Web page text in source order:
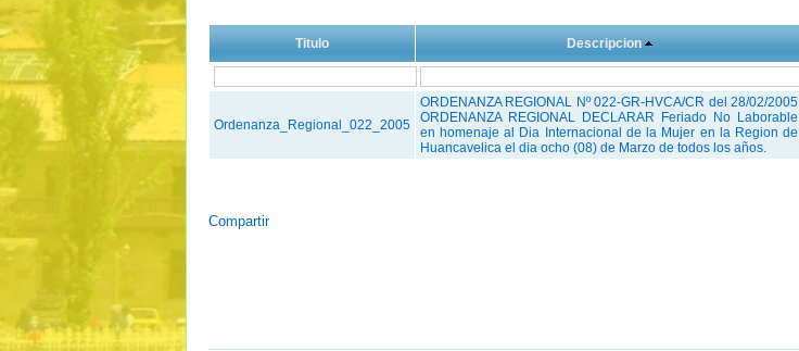
Titulo Descripcion
Ordenanza_Regional_022_2005
ORDENANZA REGIONAL Nº 022-GR-HVCA/CR del 28/02/2005
ORDENANZA REGIONAL DECLARAR Feriado No Laborable
en homenaje al Dia Internacional de la Mujer en la Region de
Huancavelica el dia ocho (08) de Marzo de todos los años.
Compartir